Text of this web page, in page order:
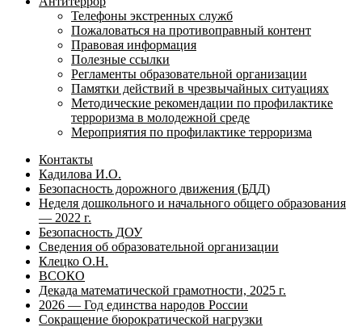
Телефоны экстренных служб
Пожаловаться на противоправный контент
Правовая информация
Полезные ссылки
Регламенты образовательной организации
Памятки действий в чрезвычайных ситуациях
Методические рекомендации по профилактике
терроризма в молодежной среде
Мероприятия по профилактике терроризма
Контакты
Кадилова И.О.
Безопасность дорожного движения (БДД)
Неделя дошкольного и начального общего образования
— 2022 г.
Безопасность ДОУ
Сведения об образовательной организации
Клецко О.Н.
ВСОКО
Декада математической грамотности, 2025 г.
2026 — Год единства народов России
Сокращение бюрократической нагрузки